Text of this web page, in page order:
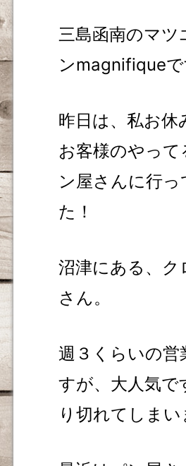
三島函南のマツ
ンmagnifiqueで
昨日は、私お休
お客様のやって
ン屋さんに行っ
た！
沼津にある、ク
さん。
週３くらいの営
すが、大人気で
り切れてしまい